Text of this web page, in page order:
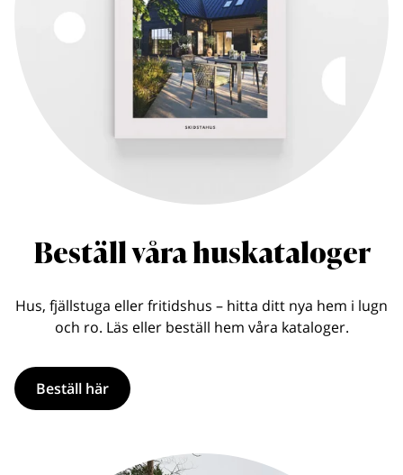
Beställ våra huskataloger
Hus, fjällstuga eller fritidshus – hitta ditt nya hem i lugn
och ro. Läs eller beställ hem våra kataloger.
Beställ här